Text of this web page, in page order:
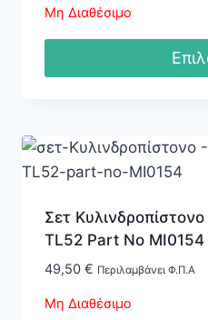
μπορούν
να
του
προϊόντος
through
33,90 €
Μη Διαθέσιμο
προϊόν
έχει
πολλαπλές
παραλλαγές.
Οι
επιλογές
να
Σετ
TL52 Part Νo MI0154
49,50 € Περιλαμβάνει Φ.Π.Α
Μη Διαθέσιμο